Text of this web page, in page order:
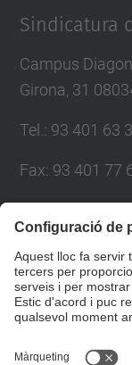
Sindicatura
Campus
Girona, 31
Tel. : 93 401 63
Fax: 93 401 77
Directori UPC
Formulari de